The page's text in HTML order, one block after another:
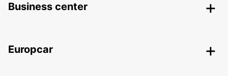
Business center
Europcar